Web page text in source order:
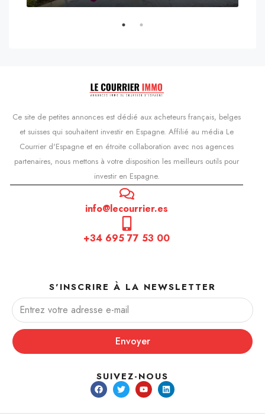
Ce site de petites annonces est dédié aux acheteurs français, belges
et suisses qui souhaitent investir en Espagne. Affilié au média Le
Courrier d'Espagne et en étroite collaboration avec nos agences
partenaires, nous mettons à votre disposition les meilleurs outils pour
investir en Espagne.
info@lecourrier.es
+34 695 77 53 00
S'INSCRIRE À LA NEWSLETTER
Envoyer
SUIVEZ-NOUS